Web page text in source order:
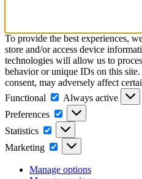
To provide the best experiences,
store and/or access device
technologies will allow us to
behavior or unique IDs on this
consent, may adversely affect
Functional
Functional
Always active
Preferences
Preferences
Statistics Statistics
Marketing Marketing
Manage options